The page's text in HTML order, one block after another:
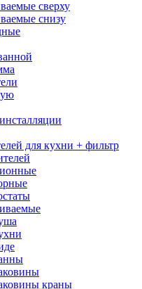
сверху
снизу
для кухни + фильтр
краны